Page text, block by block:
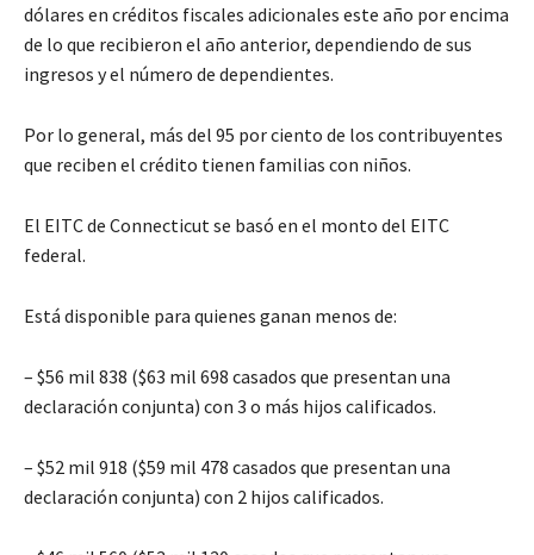
dólares en créditos fiscales adicionales este año por encima
de lo que recibieron el año anterior, dependiendo de sus
ingresos y el número de dependientes.
Por lo general, más del 95 por ciento de los contribuyentes
que reciben el crédito tienen familias con niños.
El EITC de Connecticut se basó en el monto del EITC
federal.
Está disponible para quienes ganan menos de:
– $56 mil 838 ($63 mil 698 casados que presentan una
declaración conjunta) con 3 o más hijos calificados.
– $52 mil 918 ($59 mil 478 casados que presentan una
declaración conjunta) con 2 hijos calificados.